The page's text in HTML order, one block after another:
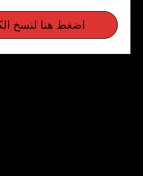
اضغط هنا لنسخ